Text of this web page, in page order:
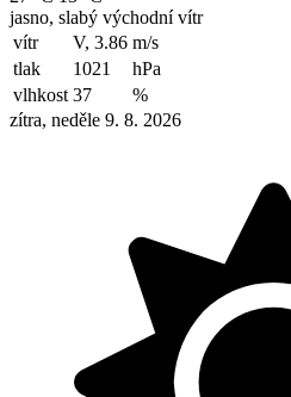
jasno, slabý východní vítr
vítr
V, 3.86 m/s
tlak
1021
hPa
vlhkost 37
%
zítra, neděle 9. 8. 2026